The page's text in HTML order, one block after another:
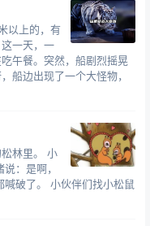
以上的，有
一天，一
午餐。突然，船剧烈摇晃
船边出现了一个大怪物，
林里。 小
：是啊，
破了。 小伙伴们找小松鼠